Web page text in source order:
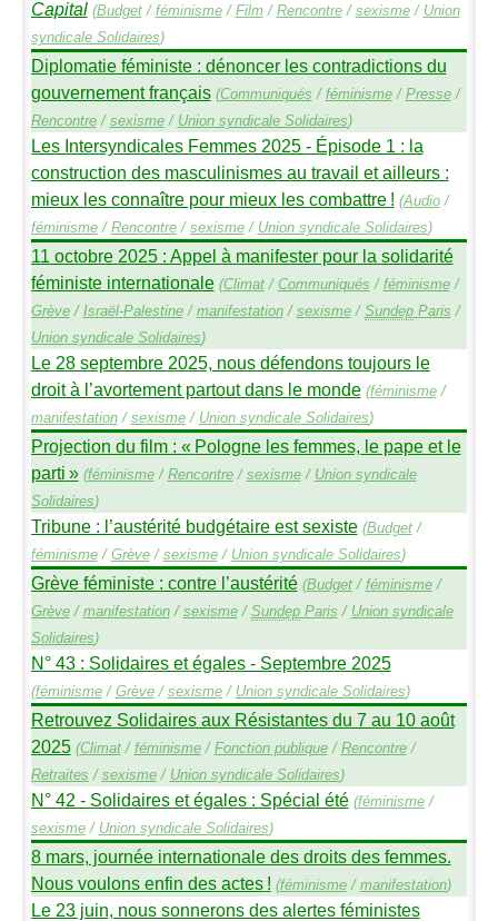
Capital (Budget/ féminisme/ Film / Rencontre/ sexisme/ Union
syndicale Solidaires)
Diplomatie féministe : dénoncer les contradictions du
gouvernement français (Communiqués / féminisme/ Presse/
Rencontre/ sexisme/ Union syndicale Solidaires)
Les Intersyndicales Femmes 2025 - Épisode 1 : la
construction des masculinismes au travail et ailleurs :
mieux les connaître pour mieux les combattre ! (Audio/
féminisme/ Rencontre/ sexisme/ Union syndicale Solidaires)
11 octobre 2025 : Appel à manifester pour la solidarité
féministe internationale (Climat/ Communiqués / féminisme/
Grève/ Israël-Palestine/ manifestation/ sexisme/ SundepParis /
Union syndicale Solidaires)
Le 28 septembre 2025, nous défendons toujours le
droit à l’avortement partout dans le monde (féminisme/
manifestation/ sexisme/ Union syndicale Solidaires)
Projection du film : « Pologne les femmes, le pape et le
parti » (féminisme/ Rencontre/ sexisme/ Union syndicale
Solidaires)
Tribune : l’austérité budgétaire est sexiste (Budget/
féminisme/ Grève/ sexisme/ Union syndicale Solidaires)
Grève féministe : contre l’austérité (Budget/ féminisme/
Grève/ manifestation/ sexisme/ SundepParis / Union syndicale
Solidaires)
N° 43 : Solidaires et égales - Septembre 2025
(féminisme/ Grève/ sexisme/ Union syndicale Solidaires)
Retrouvez Solidaires aux Résistantes du 7 au 10 août
2025 (Climat/ féminisme/ Fonction publique/ Rencontre/
Retraites / sexisme/ Union syndicale Solidaires)
N° 42 - Solidaires et égales : Spécial été (féminisme/
sexisme/ Union syndicale Solidaires)
8 mars, journée internationale des droits des femmes.
Nous voulons enfin des actes ! (féminisme/ manifestation)
Le 23 juin, nous sonnerons des alertes féministes